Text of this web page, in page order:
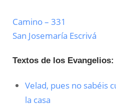
Camino – 331
San Josemaría Escrivá
Textos de los Evangelios:
Velad, pues no sabéis
la casa